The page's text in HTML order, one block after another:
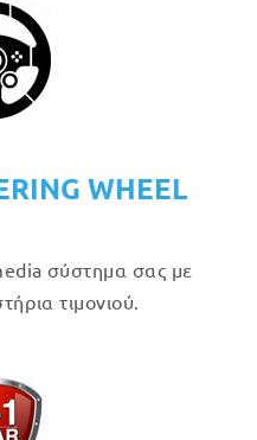
WHEEL
σύστημα σας με
τιμονιού.